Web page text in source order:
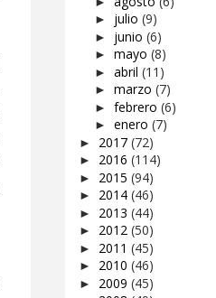
► julio (9)
► junio (6)
► mayo (8)
► abril (11)
► marzo (7)
► febrero (6)
► enero (7)
► 2017 (72)
► 2016 (114)
► 2015 (94)
► 2014 (46)
► 2013 (44)
► 2012 (50)
► 2011 (45)
► 2010 (46)
► 2009 (45)